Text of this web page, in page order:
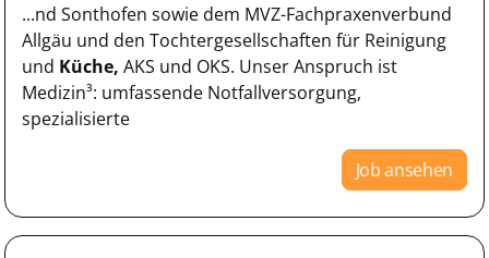
...nd Sonthofen sowie dem MVZ-Fachpraxenverbund
Allgäu und den Tochtergesellschaften für Reinigung
und Küche, AKS und OKS. Unser Anspruch ist
Medizin³: umfassende Notfallversorgung,
spezialisierte
Job ansehen